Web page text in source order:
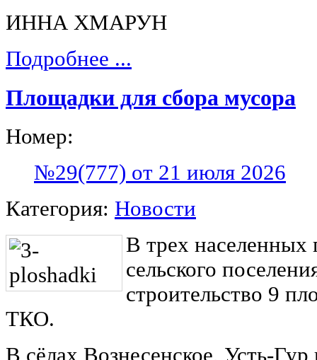
ИННА ХМАРУН
Подробнее ...
Площадки для сбора мусора
Номер:
№29(777) от 21 июля 2026
Категория: Новости
В трех населенных
сельского
строительство 9
ТКО.
В сёлах Вознесенское, Усть-